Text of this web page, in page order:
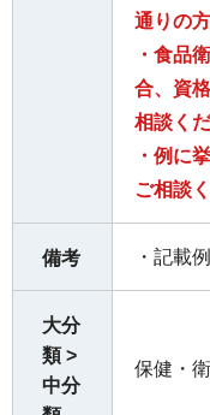
通りの
・食品
合、資
相談くだ
・例に
ご相談
備考 ・記載
大分
類 >
中分
保健・